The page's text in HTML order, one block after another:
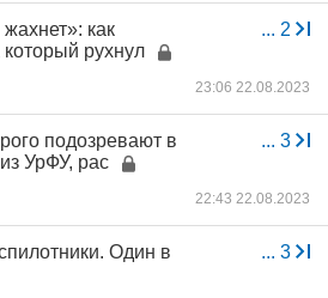
... 2
как
рухнул
23:06 22.08.2023
... 3
подозревают в
УрФУ, рас
22:43 22.08.2023
... 3
Один в